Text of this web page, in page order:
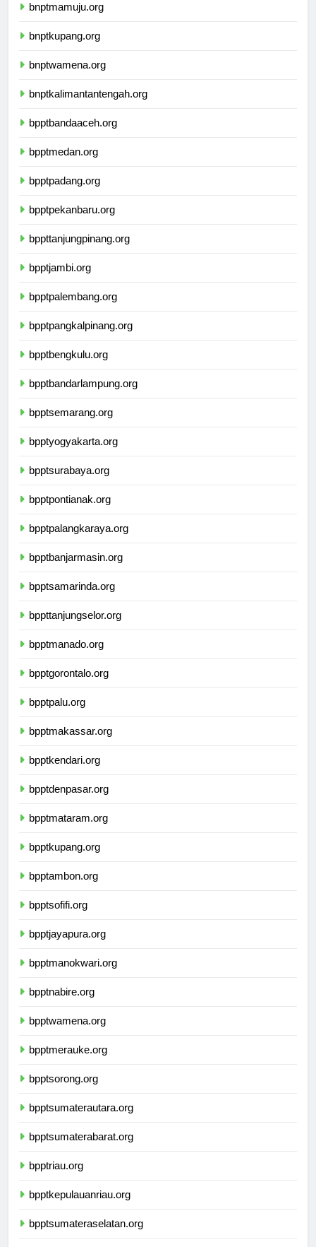
bnptmamuju.org
bnptkupang.org
bnptwamena.org
bnptkalimantantengah.org
bpptbandaaceh.org
bpptmedan.org
bpptpadang.org
bpptpekanbaru.org
bppttanjungpinang.org
bpptjambi.org
bpptpalembang.org
bpptpangkalpinang.org
bpptbengkulu.org
bpptbandarlampung.org
bpptsemarang.org
bpptyogyakarta.org
bpptsurabaya.org
bpptpontianak.org
bpptpalangkaraya.org
bpptbanjarmasin.org
bpptsamarinda.org
bppttanjungselor.org
bpptmanado.org
bpptgorontalo.org
bpptpalu.org
bpptmakassar.org
bpptkendari.org
bpptdenpasar.org
bpptmataram.org
bpptkupang.org
bpptambon.org
bpptsofifi.org
bpptjayapura.org
bpptmanokwari.org
bpptnabire.org
bpptwamena.org
bpptmerauke.org
bpptsorong.org
bpptsumaterautara.org
bpptsumaterabarat.org
bpptriau.org
bpptkepulauanriau.org
bpptsumateraselatan.org